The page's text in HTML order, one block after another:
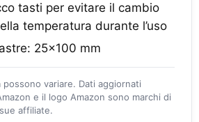
tasti per evitare il cambio
temperatura durante l’uso
25x100 mm
variare. Dati aggiornati
e il logo Amazon sono marchi di
affiliate.